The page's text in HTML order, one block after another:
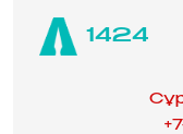
1424